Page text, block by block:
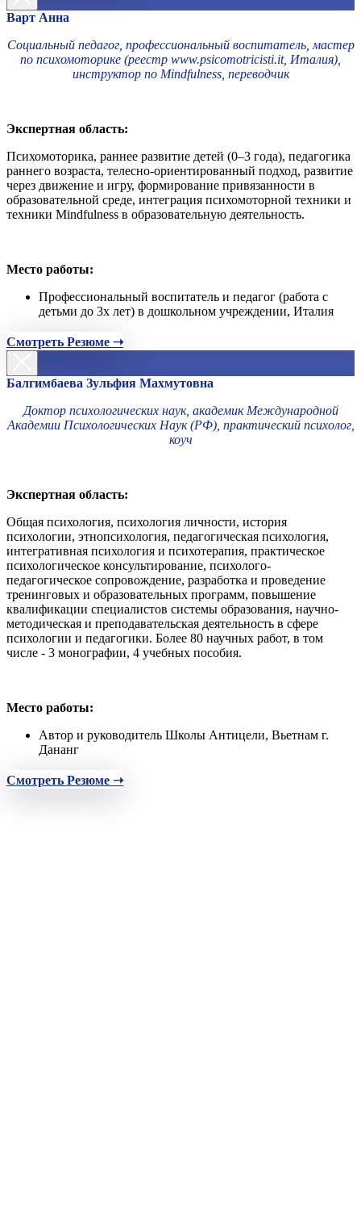
Варт Анна
Социальный педагог, профессиональный воспитатель, мастер
по психомоторике (реестр www.psicomotricisti.it, Италия),
инструктор по Mindfulness, переводчик
Экспертная область:
Психомоторика, раннее развитие детей (0–3 года), педагогика
раннего возраста, телесно-ориентированный подход, развитие
через движение и игру, формирование привязанности в
образовательной среде, интеграция психомоторной техники и
техники Mindfulness в образовательную деятельность.
Место работы:
Профессиональный воспитатель и педагог (работа с
детьми до 3х лет) в дошкольном учреждении, Италия
Смотреть Резюме ➝
Балгимбаева Зульфия Махмутовна
Доктор психологических наук, академик Международной
Академии Психологических Наук (РФ), практический психолог,
коуч
Экспертная область:
Общая психология, психология личности, история
психологии, этнопсихология, педагогическая психология,
интегративная психология и психотерапия, практическое
психологическое консультирование, психолого-
педагогическое сопровождение, разработка и проведение
тренинговых и образовательных программ, повышение
квалификации специалистов системы образования, научно-
методическая и преподавательская деятельность в сфере
психологии и педагогики. Более 80 научных работ, в том
числе - 3 монографии, 4 учебных пособия.
Место работы:
Автор и руководитель Школы Антицели, Вьетнам г.
Дананг
Смотреть Резюме ➝